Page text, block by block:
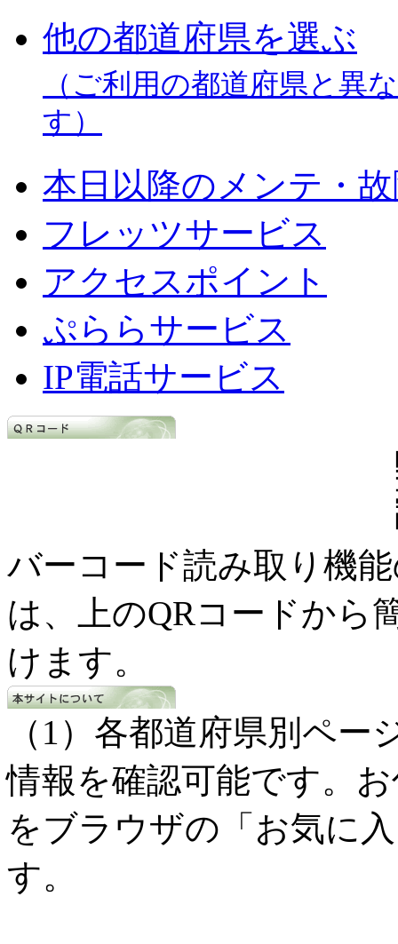
他の都道府県を選ぶ
（ご利用の都道府県と異
す）
本日以降のメンテ・
フレッツサービス
アクセスポイント
ぷららサービス
IP電話サービス
バーコード読み取り機
は、上のQRコードから
けます。
（1）各都道府県別ペ
情報を確認可能です。
をブラウザの「お気に
す。